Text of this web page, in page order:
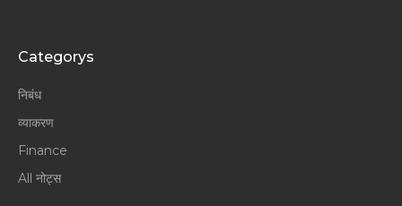
Categorys
निबंध
व्याकरण
Finance
All नोट्स